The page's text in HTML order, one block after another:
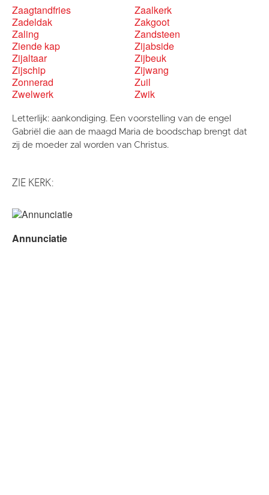
Zaagtandfries
Zaalkerk
Zadeldak
Zakgoot
Zaling
Zandsteen
Ziende kap
Zijabside
Zijaltaar
Zijbeuk
Zijschip
Zijwang
Zonnerad
Zuil
Zwelwerk
Zwik
Letterlijk: aankondiging. Een voorstelling van de engel
Gabriël die aan de maagd Maria de boodschap brengt dat
zij de moeder zal worden van Christus.
ZIE KERK:
Annunciatie